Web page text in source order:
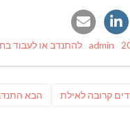
Author
admin
Categories
להתנדב או לעבוד
קרובה לאילת הבא פוסט